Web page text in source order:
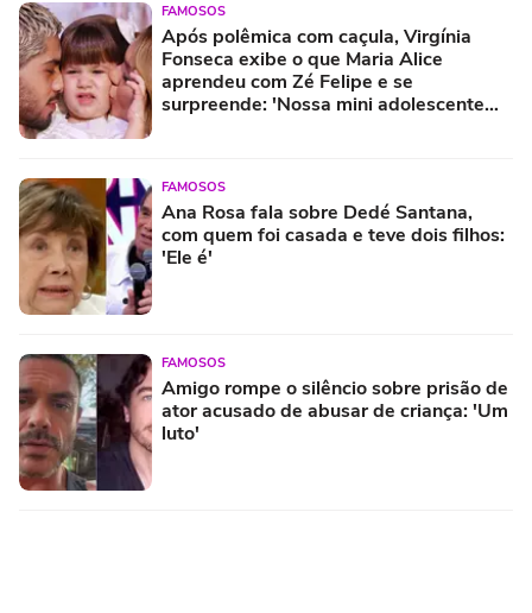
FAMOSOS
Após polêmica com caçula, Virgínia
Fonseca exibe o que Maria Alice
aprendeu com Zé Felipe e se
surpreende: 'Nossa mini adolescente
FAMOSOS
Ana Rosa fala sobre Dedé Santana,
com quem foi casada e teve dois filhos:
'Ele é'
FAMOSOS
Amigo rompe o silêncio sobre prisão de
ator acusado de abusar de criança: 'Um
luto'